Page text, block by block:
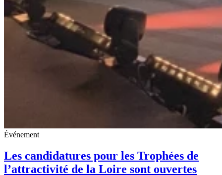
Événement
Les candidatures pour les Trophées de
l’attractivité de la Loire sont ouvertes